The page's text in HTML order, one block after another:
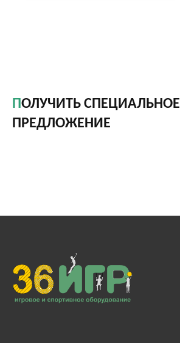
ПОЛУЧИТЬ СПЕЦИАЛЬНОЕ
ПРЕДЛОЖЕНИЕ